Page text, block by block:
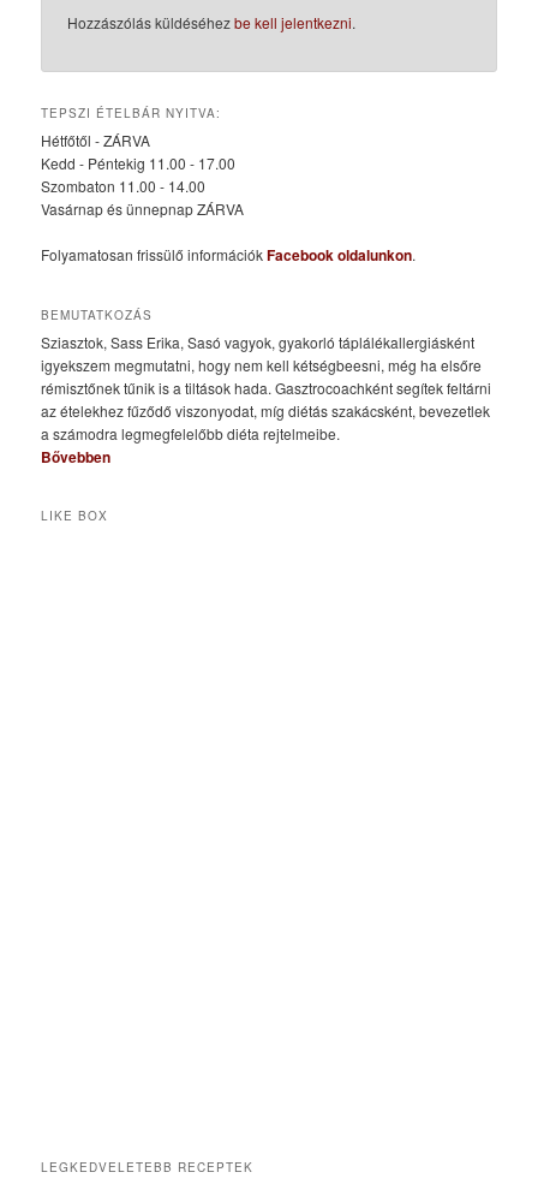
Hozzászólás küldéséhezbe kell jelentkezni.
TEPSZI ÉTELBÁR NYITVA:
Hétfőtől - ZÁRVA
Kedd - Péntekig 11.00 - 17.00
Szombaton 11.00 - 14.00
Vasárnap és ünnepnap ZÁRVA
Folyamatosan frissülő információkFacebook oldalunkon.
BEMUTATKOZÁS
Sziasztok, Sass Erika, Sasó vagyok, gyakorló táplálékallergiásként
igyekszem megmutatni, hogy nem kell kétségbeesni, még ha elsőre
rémisztőnek tűnik is a tiltások hada. Gasztrocoachként segítek feltárni
az ételekhez fűződő viszonyodat, míg diétás szakácsként, bevezetlek
a számodra legmegfelelőbb diéta rejtelmeibe.
Bővebben
LIKE BOX
LEGKEDVELETEBB RECEPTEK